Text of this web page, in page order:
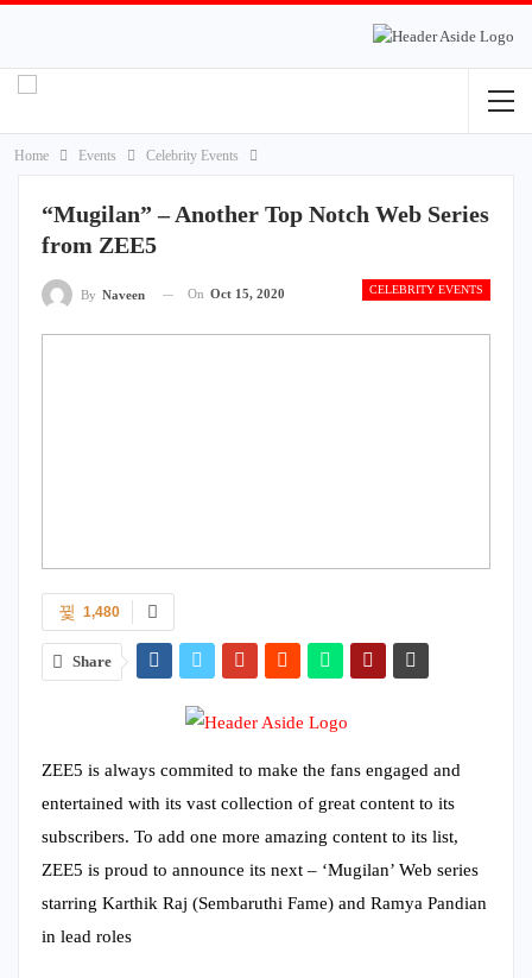
Home Events Celebrity Events
“Mugilan” – Another Top Notch Web Series
from ZEE5
CELEBRITY EVENTS
By Naveen On Oct 15, 2020
1,480
Share
ZEE5 is always commited to make the fans engaged and
entertained with its vast collection of great content to its
subscribers. To add one more amazing content to its list,
ZEE5 is proud to announce its next – ‘Mugilan’ Web series
starring Karthik Raj (Sembaruthi Fame) and Ramya Pandian
in lead roles